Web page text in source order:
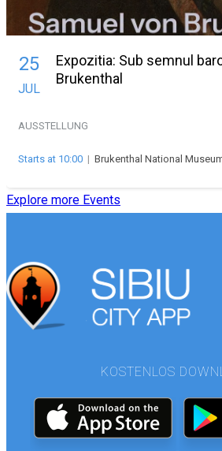
25
JUL
Expozitia: Sub semnul
Brukenthal
AUSSTELLUNG
Starts at 10:00 | Brukenthal National
Explore more Events
KOSTENLOS